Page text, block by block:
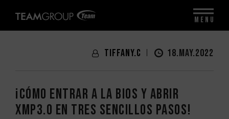
Tiffany.C 18.MAY.2022
¡Cómo entrar a la BIOS y abrir
XMP3.0 en tres sencillos pasos!
MENU